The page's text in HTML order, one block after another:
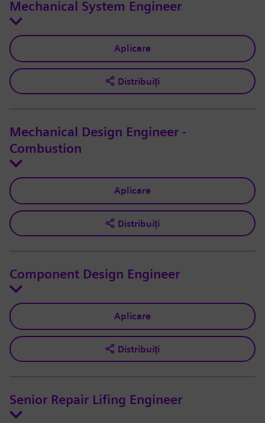
Mechanical System Engineer
Aplicare
Distribuiți
Mechanical Design Engineer -
Combustion
Aplicare
Distribuiți
Component Design Engineer
Aplicare
Distribuiți
Senior Repair Lifing Engineer